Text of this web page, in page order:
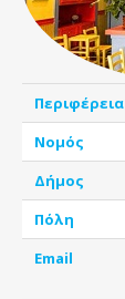
Περιφέρεια
Νομός
Δήμος
Πόλη
Email